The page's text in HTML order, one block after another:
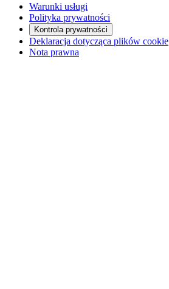
Warunki usługi
Polityka prywatności
Kontrola prywatności
Deklaracja dotycząca plików cookie
Nota prawna